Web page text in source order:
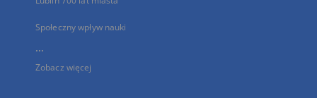
Społeczny wpływ nauki
...
Zobacz więcej